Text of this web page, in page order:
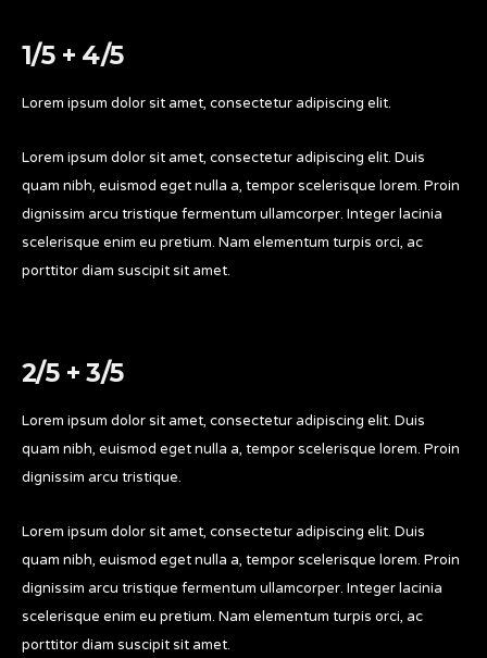
1/5 + 4/5
Lorem ipsum dolor sit amet, consectetur adipiscing elit.
Lorem ipsum dolor sit amet, consectetur adipiscing elit. Duis
quam nibh, euismod eget nulla a, tempor scelerisque lorem. Proin
dignissim arcu tristique fermentum ullamcorper. Integer lacinia
scelerisque enim eu pretium. Nam elementum turpis orci, ac
porttitor diam suscipit sit amet.
2/5 + 3/5
Lorem ipsum dolor sit amet, consectetur adipiscing elit. Duis
quam nibh, euismod eget nulla a, tempor scelerisque lorem. Proin
dignissim arcu tristique.
Lorem ipsum dolor sit amet, consectetur adipiscing elit. Duis
quam nibh, euismod eget nulla a, tempor scelerisque lorem. Proin
dignissim arcu tristique fermentum ullamcorper. Integer lacinia
scelerisque enim eu pretium. Nam elementum turpis orci, ac
porttitor diam suscipit sit amet.